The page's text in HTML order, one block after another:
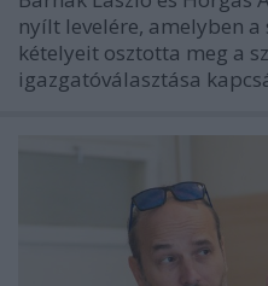
nyílt levelére, amelyben a
kételyeit osztotta meg a
igazgatóválasztása